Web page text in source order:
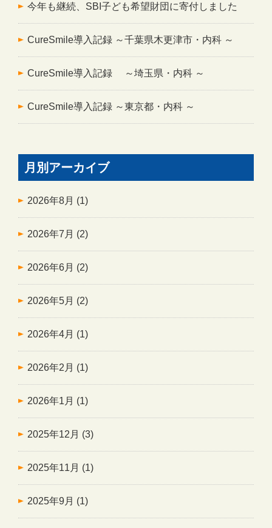
今年も継続、SBI子ども希望財団に寄付しました
CureSmile導入記録 ～千葉県木更津市・内科 ～
CureSmile導入記録 ～埼玉県・内科 ～
CureSmile導入記録 ～東京都・内科 ～
月別アーカイブ
2026年8月 (1)
2026年7月 (2)
2026年6月 (2)
2026年5月 (2)
2026年4月 (1)
2026年2月 (1)
2026年1月 (1)
2025年12月 (3)
2025年11月 (1)
2025年9月 (1)